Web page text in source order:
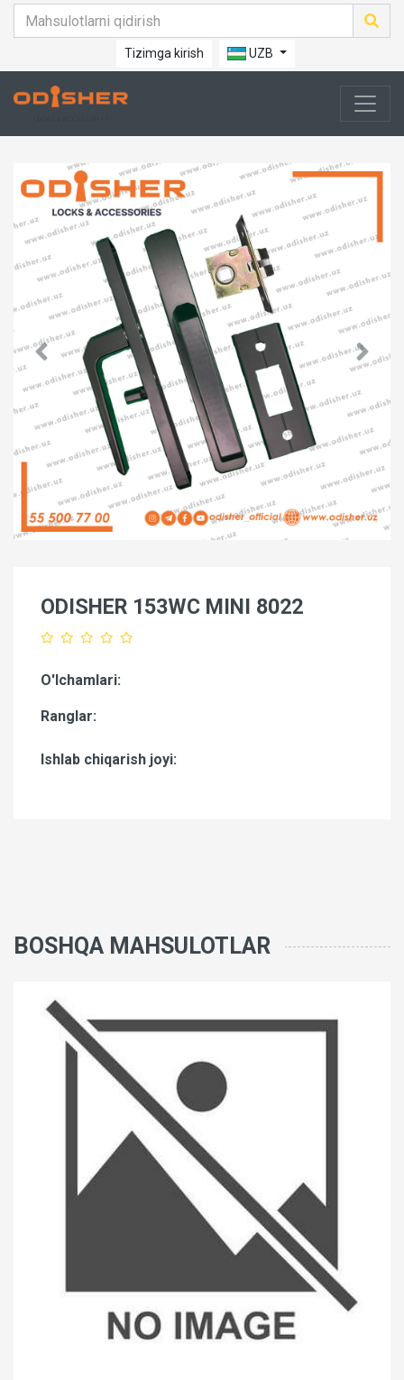
Tizimga kirish UZB
ODISHER 153WC MINI 8022
O'lchamlari:
Ranglar:
Ishlab chiqarish joyi:
BOSHQA MAHSULOTLAR